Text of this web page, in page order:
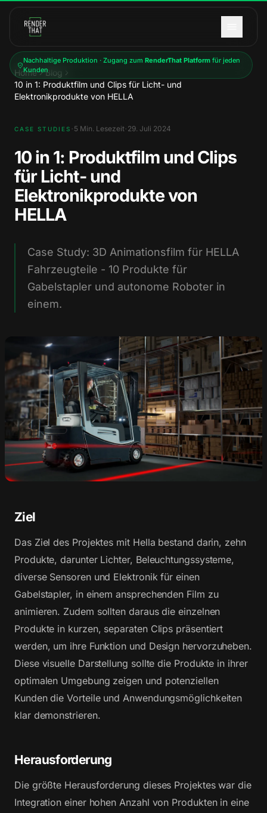
Nachhaltige Produktion · Zugang zum RenderThat Platform für jeden
Kunden
Home
Blog
10 in 1: Produktfilm und Clips für Licht- und
Elektronikprodukte von HELLA
CASE STUDIES · 5 Min. Lesezeit· 29. Juli 2024
10 in 1: Produktfilm und Clips
für Licht- und
Elektronikprodukte von
HELLA
Case Study: 3D Animationsfilm für HELLA
Fahrzeugteile - 10 Produkte für
Gabelstapler und autonome Roboter in
einem.
Ziel
Das Ziel des Projektes mit Hella bestand darin, zehn
Produkte, darunter Lichter, Beleuchtungssysteme,
diverse Sensoren und Elektronik für einen
Gabelstapler, in einem ansprechenden Film zu
animieren. Zudem sollten daraus die einzelnen
Produkte in kurzen, separaten Clips präsentiert
werden, um ihre Funktion und Design hervorzuheben.
Diese visuelle Darstellung sollte die Produkte in ihrer
optimalen Umgebung zeigen und potenziellen
Kunden die Vorteile und Anwendungsmöglichkeiten
klar demonstrieren.
Herausforderung
Die größte Herausforderung dieses Projektes war die
Integration einer hohen Anzahl von Produkten in eine